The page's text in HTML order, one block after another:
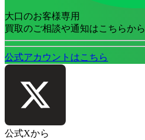
大口のお客様専用
買取のご相談や通知はこちらから
公式アカウントはこちら
公式Xから